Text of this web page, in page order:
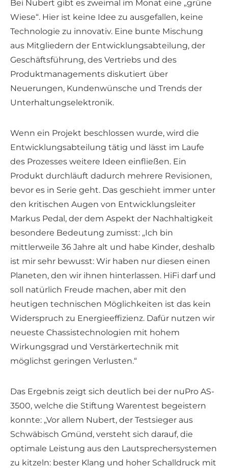
Bei Nubert gibt es zweimal im Monat eine „grüne
Wiese“. Hier ist keine Idee zu ausgefallen, keine
Technologie zu innovativ. Eine bunte Mischung
aus Mitgliedern der Entwicklungsabteilung, der
Geschäftsführung, des Vertriebs und des
Produktmanagements diskutiert über
Neuerungen, Kundenwünsche und Trends der
Unterhaltungselektronik.
Wenn ein Projekt beschlossen wurde, wird die
Entwicklungsabteilung tätig und lässt im Laufe
des Prozesses weitere Ideen einfließen. Ein
Produkt durchläuft dadurch mehrere Revisionen,
bevor es in Serie geht. Das geschieht immer unter
den kritischen Augen von Entwicklungsleiter
Markus Pedal, der dem Aspekt der Nachhaltigkeit
besondere Bedeutung zumisst: „Ich bin
mittlerweile 36 Jahre alt und habe Kinder, deshalb
ist mir sehr bewusst: Wir haben nur diesen einen
Planeten, den wir ihnen hinterlassen. HiFi darf und
soll natürlich Freude machen, aber mit den
heutigen technischen Möglichkeiten ist das kein
Widerspruch zu Energieeffizienz. Dafür nutzen wir
neueste Chassistechnologien mit hohem
Wirkungsgrad und Verstärkertechnik mit
möglichst geringen Verlusten.“
Das Ergebnis zeigt sich deutlich bei der nuPro AS-
3500, welche die Stiftung Warentest begeistern
konnte: „Vor allem Nubert, der Testsieger aus
Schwäbisch Gmünd, versteht sich darauf, die
optimale Leistung aus den Lautsprechersystemen
zu kitzeln: bester Klang und hoher Schalldruck mit